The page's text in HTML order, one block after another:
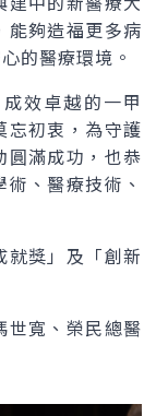
能夠造福更多病
的醫療環境。
效卓越的一甲
忘初衷，為守護
圓滿成功，也恭
、醫療技術、
就獎」及「創新
世寬、榮民總醫